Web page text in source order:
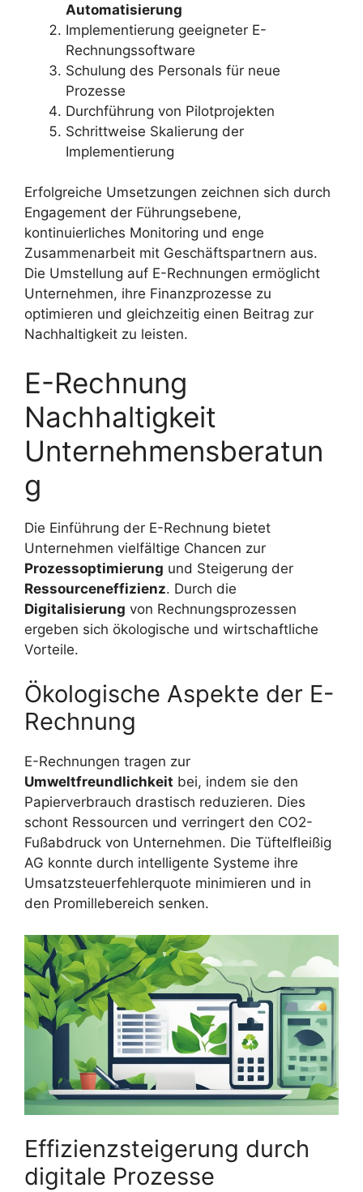
Automatisierung
Implementierung geeigneter E-
Rechnungssoftware
Schulung des Personals für neue
Prozesse
Durchführung von Pilotprojekten
Schrittweise Skalierung der
Implementierung
Erfolgreiche Umsetzungen zeichnen sich durch
Engagement der Führungsebene,
kontinuierliches Monitoring und enge
Zusammenarbeit mit Geschäftspartnern aus.
Die Umstellung auf E-Rechnungen ermöglicht
Unternehmen, ihre Finanzprozesse zu
optimieren und gleichzeitig einen Beitrag zur
Nachhaltigkeit zu leisten.
E-Rechnung
Nachhaltigkeit
Unternehmensberatun
g
Die Einführung der E-Rechnung bietet
Unternehmen vielfältige Chancen zur
Prozessoptimierung und Steigerung der
Ressourceneffizienz. Durch die
Digitalisierung von Rechnungsprozessen
ergeben sich ökologische und wirtschaftliche
Vorteile.
Ökologische Aspekte der E-
Rechnung
E-Rechnungen tragen zur
Umweltfreundlichkeit bei, indem sie den
Papierverbrauch drastisch reduzieren. Dies
schont Ressourcen und verringert den CO2-
Fußabdruck von Unternehmen. Die Tüftelfleißig
AG konnte durch intelligente Systeme ihre
Umsatzsteuerfehlerquote minimieren und in
den Promillebereich senken.
Effizienzsteigerung durch
digitale Prozesse